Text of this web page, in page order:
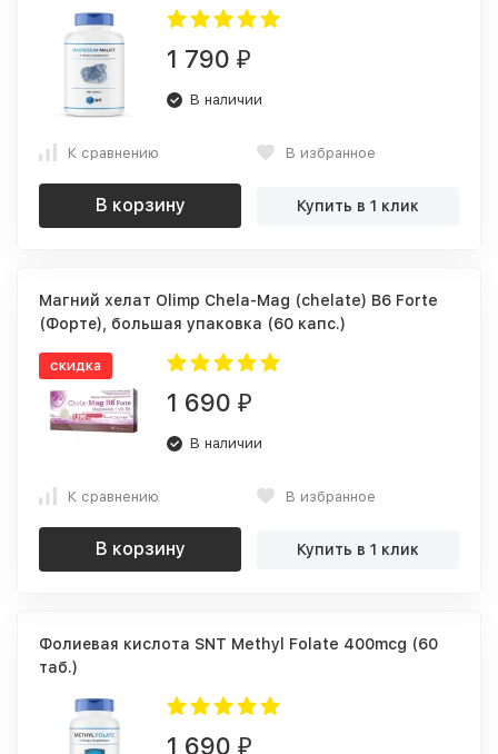
1 790 ₽
В наличии
К сравнению В избранное
В корзину Купить в 1 клик
Магний хелат Olimp Chela-Mag (chelate) B6 Forte
(Форте), большая упаковка (60 капс.)
скидка
1 690 ₽
В наличии
К сравнению В избранное
В корзину Купить в 1 клик
Фолиевая кислота SNT Methyl Folate 400mcg (60
таб.)
1 690 ₽